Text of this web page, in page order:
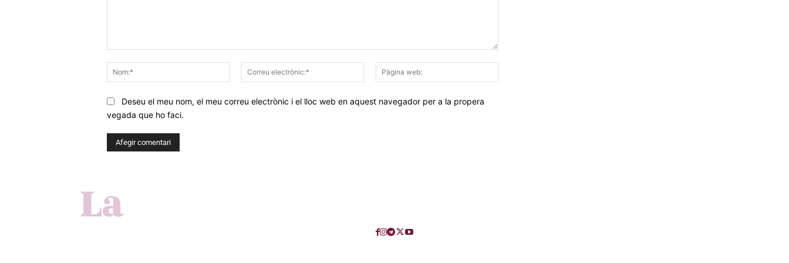
Nom:*
Correu
electrònic:*
web:
Deseu el meu nom, el meu correu electrònic i el lloc web en aquest navegador per a la propera
vegada que ho faci.